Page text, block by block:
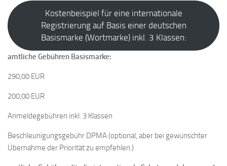
Kostenbeispiel für eine internationale
Registrierung auf Basis einer deutschen
Basismarke (Wortmarke) inkl. 3 Klassen:
amtliche Gebühren Basismarke:
290,00 EUR
200,00 EUR
Anmeldegebühren inkl. 3 Klassen
Beschleunigungsgebühr DPMA (optional, aber bei gewünschter
Übernahme der Priorität zu empfehlen.)